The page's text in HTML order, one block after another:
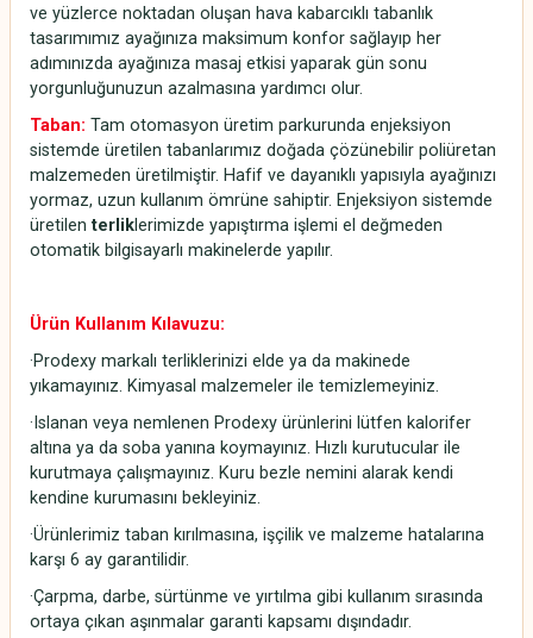
ve yüzlerce noktadan oluşan hava kabarcıklı tabanlık
tasarımımız ayağınıza maksimum konfor sağlayıp her
adımınızda ayağınıza masaj etkisi yaparak gün sonu
yorgunluğunuzun azalmasına yardımcı olur.
Taban: Tam otomasyon üretim parkurunda enjeksiyon
sistemde üretilen tabanlarımız doğada çözünebilir poliüretan
malzemeden üretilmiştir. Hafif ve dayanıklı yapısıyla ayağınızı
yormaz, uzun kullanım ömrüne sahiptir. Enjeksiyon sistemde
üretilenterliklerimizde yapıştırma işlemi el değmeden
otomatik bilgisayarlı makinelerde yapılır.
Ürün Kullanım Kılavuzu:
·Prodexy markalı terliklerinizi elde ya da makinede
yıkamayınız. Kimyasal malzemeler ile temizlemeyiniz.
·Islanan veya nemlenen Prodexy ürünlerini lütfen kalorifer
altına ya da soba yanına koymayınız. Hızlı kurutucular ile
kurutmaya çalışmayınız. Kuru bezle nemini alarak kendi
kendine kurumasını bekleyiniz.
·Ürünlerimiz taban kırılmasına, işçilik ve malzeme hatalarına
karşı 6 ay garantilidir.
·Çarpma, darbe, sürtünme ve yırtılma gibi kullanım sırasında
ortaya çıkan aşınmalar garanti kapsamı dışındadır.